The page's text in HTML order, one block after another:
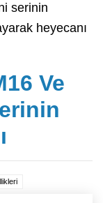
serinin
heyecanı
Ve